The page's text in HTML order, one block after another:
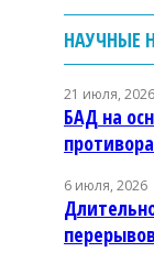
НАУЧНЫЕ
21 июля, 2026
БАД на
6 июля, 2026